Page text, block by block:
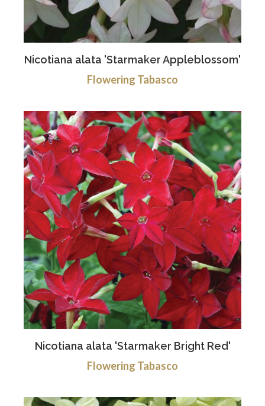
Nicotiana alata 'Starmaker Appleblossom'
Flowering Tabasco
Nicotiana alata 'Starmaker Bright Red'
Flowering Tabasco